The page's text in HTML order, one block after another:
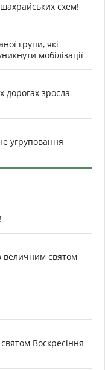
схем!
групи, які
мобілізації
дорогах зросла
угруповання
величним святом
Воскресіння